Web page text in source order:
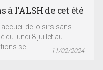
à l'ALSH de cet été
accueil de loisirs sans
du lundi 8 juillet au
se...
11/02/2024